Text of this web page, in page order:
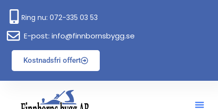
Ring nu: 072-335 03 53
E-post: info@finnbornsbygg.se
Kostnadsfri offert